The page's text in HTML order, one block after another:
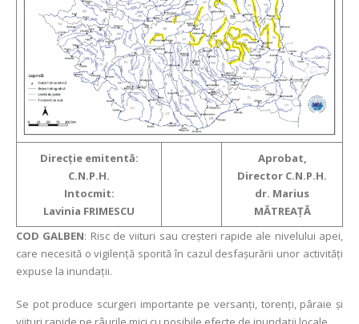
Direcţie emitentă:
C.N.P.H.
Intocmit:
Lavinia FRIMESCU
Aprobat,
Director C.N.P.H.
dr. Marius
MĂTREAŢĂ
COD GALBEN: Risc de viituri sau creşteri rapide ale nivelului apei,
care necesită o vigilență sporită în cazul desfașurării unor activități
expuse la inundații.
Se pot produce scurgeri importante pe versanți, torenți, pâraie și